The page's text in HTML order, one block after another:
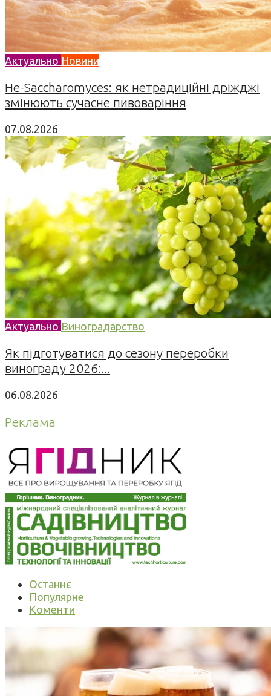
Актуально Новини
Не-Saccharomyces: як нетрадиційні дріжджі
змінюють сучасне пивоваріння
07.08.2026
Актуально Виноградарство
Як підготуватися до сезону переробки
винограду 2026:...
06.08.2026
Реклама
Останнє
Популярне
Коменти